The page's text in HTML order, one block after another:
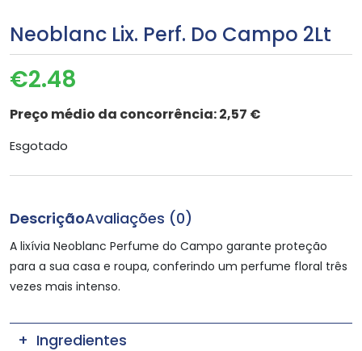
Neoblanc Lix. Perf. Do Campo 2Lt
€2.48
Preço médio da concorrência:2,57 €
Esgotado
DescriçãoAvaliações (0)
A lixívia Neoblanc Perfume do Campo garante proteção
para a sua casa e roupa, conferindo um perfume floral três
vezes mais intenso.
Ingredientes